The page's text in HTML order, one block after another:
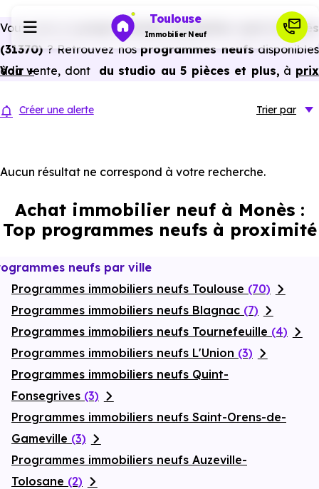
Toulouse
Immobilier Neuf
Investir
Actualités
Ressources
Financer
Vous avez un
projet d’achat immobilier neuf à Monès
(31370) ? Retrouvez nos programmes neufs disponibles
à la vente, dont
du studio au 5 pièces et plus, à prix
avantages du neuf :PTZ, TVA réduitedans certains cas,
énergétiques, garanties constructeur, etc.
Voir +
Créer une alerte Trier par
Aucun résultat ne correspond à votre recherche.
Achat immobilier neuf à Monès :
Top programmes neufs à proximité
neufs par ville
Programmes immobiliers neufs Toulouse (70)
Programmes immobiliers neufs Blagnac (7)
Programmes immobiliers neufs Tournefeuille (4)
Programmes immobiliers neufs L'Union (3)
Programmes immobiliers neufs Quint-
Fonsegrives (3)
Programmes immobiliers neufs Saint-Orens-de-
Gameville (3)
Programmes immobiliers neufs Auzeville-
Tolosane (2)